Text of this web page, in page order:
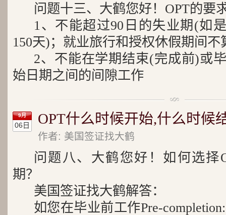
问题十三、大鹤您好！OPT的要
1、不能超过90日的失业期(如
150天)；就业旅行和授权休假期间不
2、不能在学期结束(完成前)或
始日期之间的间隙工作
9月
06日 OPT什么时候开始,什么时候
作者: 美国签证找大鹤
问题八、大鹤您好！如何选择
期？
美国签证找大鹤解答：
如您在毕业前工作Pre-